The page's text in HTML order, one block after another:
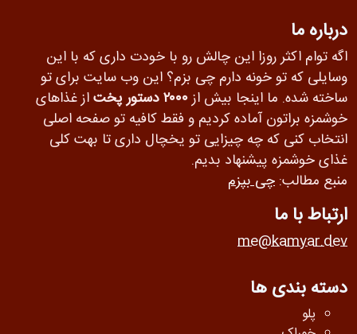
درباره ما
اگه توام اکثر روزا این چالش رو با خودت داری که با این
وسایلی که تو خونه دارم چی بزم؟ این وب سایت برای تو
ساخته شده. ما اینجا بیش از۲۰۰۰ دستور پخت
از غذاهای
خوشمزه براتون آماده کردیم و فقط کافیه تو صفحه اصلی
انتخاب کنی که چه چیزایی تو یخچال داری تا بهت کلی
غذای خوشمزه پیشنهاد بدیم.
منبع مطالب: چی بپزم
ارتباط با ما
me@kamyar.dev
دسته بندی ها
پلو